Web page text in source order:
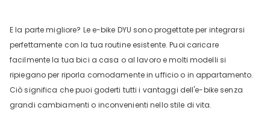
E la parte migliore? Le e-bike DYU sono progettate per integrarsi
perfettamente con la tua routine esistente. Puoi caricare
facilmente la tua bici a casa o al lavoro e molti modelli si
ripiegano per riporla comodamente in ufficio o in appartamento.
Ciò significa che puoi goderti tutti i vantaggi dell'e-bike senza
grandi cambiamenti o inconvenienti nello stile di vita.